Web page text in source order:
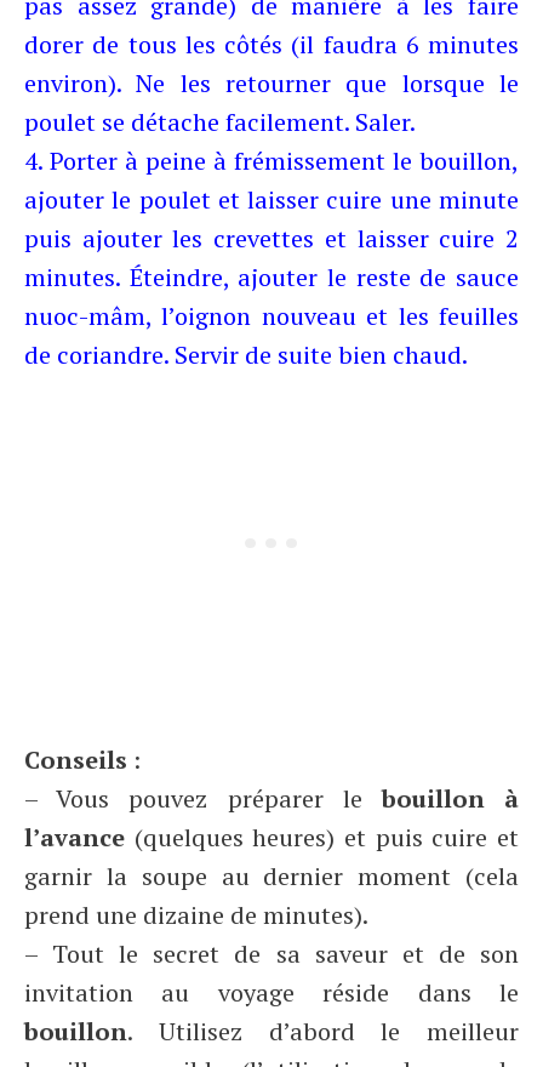
dorer de tous les côtés (il faudra 6 minutes
environ). Ne les retourner que lorsque le
poulet se détache facilement. Saler.
4. Porter à peine à frémissement le bouillon,
ajouter le poulet et laisser cuire une minute
puis ajouter les crevettes et laisser cuire 2
minutes. Éteindre, ajouter le reste de sauce
nuoc-mâm, l’oignon nouveau et les feuilles
de coriandre. Servir de suite bien chaud.
Conseils :
– Vous pouvez préparer lebouillon à
l’avance (quelques heures) et puis cuire et
garnir la soupe au dernier moment (cela
prend une dizaine de minutes).
– Tout le secret de sa saveur et de son
invitation au voyage réside dans le
bouillon. Utilisez d’abord le meilleur